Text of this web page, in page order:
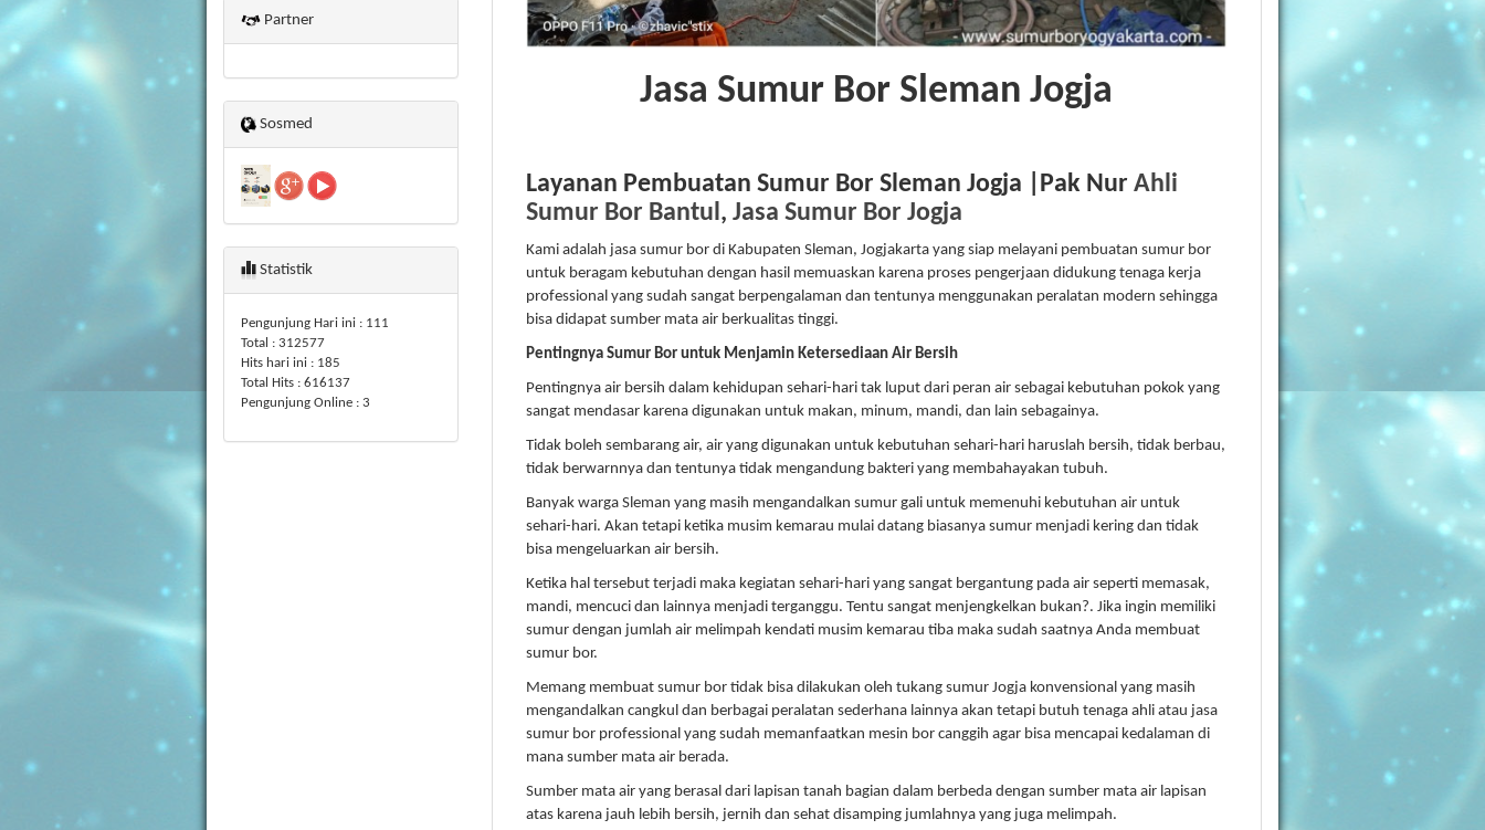
Jasa Sumur Bor Sleman Jogja
Layanan Pembuatan Sumur Bor Sleman Jogja |Pak NurAhli
Sumur Bor Bantul , Jasa Sumur Bor Jogja
Kami adalah jasa sumur bor di Kabupaten Sleman, Jogjakarta yang siap melayani pembuatan sumur bor
untuk beragam kebutuhan dengan hasil memuaskan karena proses pengerjaan didukung tenaga kerja
professional yang sudah sangat berpengalaman dan tentunya menggunakan peralatan modern sehingga
bisa didapat sumber mata air berkualitas tinggi.
Pentingnya Sumur Bor untuk Menjamin Ketersediaan Air Bersih
Pentingnya air bersih dalam kehidupan sehari-hari tak luput dari peran air sebagai kebutuhan pokok yang
sangat mendasar karena digunakan untuk makan, minum, mandi, dan lain sebagainya.
Tidak boleh sembarang air, air yang digunakan untuk kebutuhan sehari-hari haruslah bersih, tidak berbau,
tidak berwarnnya dan tentunya tidak mengandung bakteri yang membahayakan tubuh.
Banyak warga Sleman yang masih mengandalkan sumur gali untuk memenuhi kebutuhan air untuk
sehari-hari. Akan tetapi ketika musim kemarau mulai datang biasanya sumur menjadi kering dan tidak
bisa mengeluarkan air bersih.
Ketika hal tersebut terjadi maka kegiatan sehari-hari yang sangat bergantung pada air seperti memasak,
mandi, mencuci dan lainnya menjadi terganggu. Tentu sangat menjengkelkan bukan?. Jika ingin memiliki
sumur dengan jumlah air melimpah kendati musim kemarau tiba maka sudah saatnya Anda membuat
sumur bor.
Memang membuat sumur bor tidak bisa dilakukan oleh tukang sumur Jogja konvensional yang masih
mengandalkan cangkul dan berbagai peralatan sederhana lainnya akan tetapi butuh tenaga ahli atau jasa
sumur bor professional yang sudah memanfaatkan mesin bor canggih agar bisa mencapai kedalaman di
mana sumber mata air berada.
Sumber mata air yang berasal dari lapisan tanah bagian dalam berbeda dengan sumber mata air lapisan
atas karena jauh lebih bersih, jernih dan sehat disamping jumlahnya yang juga melimpah.
Partner
Sosmed
Statistik
Pengunjung Hari ini : 111
Total : 312577
Hits hari ini : 185
Total Hits : 616137
Pengunjung Online : 3